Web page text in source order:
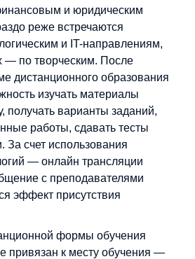
и юридическим
реже встречаются
и IT-направлениям,
— по творческим. После
дистанционного образования
изучать материалы
получать варианты заданий,
работы, сдавать тесты
За счет использования
— онлайн трансляции
с преподавателями
эффект присутствия
формы обучения
привязан к месту обучения —